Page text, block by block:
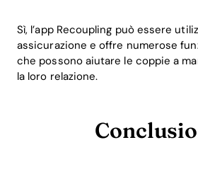
Sì, l’app Recoupling può essere
assicurazione e offre numerose
che possono aiutare le coppie a
la loro relazione.